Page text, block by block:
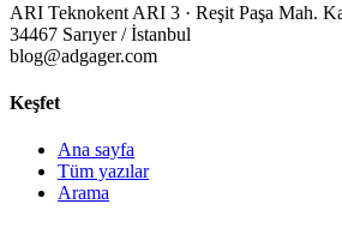
ARI Teknokent ARI 3 · Reşit Paşa Mah.
34467 Sarıyer / İstanbul
blog@adgager.com
Keşfet
Ana sayfa
Tüm yazılar
Arama